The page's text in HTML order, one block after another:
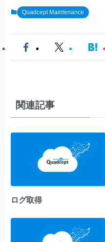
Quadcept Maintenance
関連記事
ログ取得